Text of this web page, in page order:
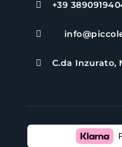
 +39

 C.da Inzurato,